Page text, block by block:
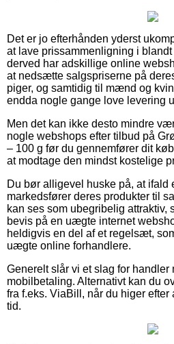
Det er jo efterhånden yderst
at lave prissammenligning i
derved har adskillige online
at nedsætte salgspriserne på
piger, og samtidig til mænd og
endda nogle gange love levering
Men det kan ikke desto mindre
nogle webshops efter tilbud på
– 100 g før du gennemfører dit
at modtage den mindst kostelige
Du bør alligevel huske på, at ifald
markedsfører deres produkter til
kan ses som ubegribelig attraktiv,
bevis på en uægte internet
heldigvis en del af et regelsæt,
uægte online forhandlere.
Generelt slår vi et slag for handler
mobilbetaling. Alternativt kan du
fra f.eks. ViaBill, når du higer
tid.